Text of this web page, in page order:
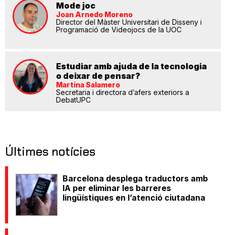
Mode joc
Joan Arnedo Moreno
Director del Màster Universitari de Disseny i
Programació de Videojocs de la UOC
Estudiar amb ajuda de la tecnologia
o deixar de pensar?
Martina Salamero
Secretaria i directora d’afers exteriors a
DebatUPC
Últimes notícies
Barcelona desplega traductors amb
IA per eliminar les barreres
lingüístiques en l’atenció ciutadana